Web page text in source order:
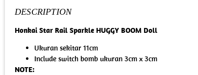
DESCRIPTION
Honkai Star Rail Sparkle HUGGY BOOM Doll
Ukuran sekitar 11cm
Include switch bomb ukuran 3cm x 3cm
NOTE: